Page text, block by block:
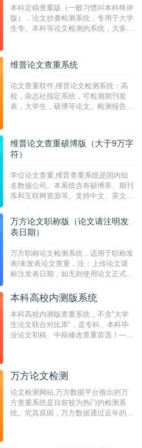
字符数30万）
本科定稿查重版（一般习惯叫本科终评
版），论文抄袭检测系统，专用于大学
生专、本科等论文检测的系统，大多数
维普论文查重系统
论文查重软件,维普论文检测系统：高
校，杂志社指定系统，可检测期刊发
表，大学生，硕博等论文。检测报告支
维普论文查重硕博版（大于9万字
符）
学位论文查重,维普查重系统是国内知
名数据公司。本系统含有硕博库、期刊
库和互联网资源等。支持中文、英文、
定院校！！！
万方论文职称版（论文请注明发
表日期）
万方职称论文检测系统，适用于职称发
表/未发表论文查重，注：上传论文请
标注发表日期，如无则使用论文正式发
成时间作为发表日期。
本科高校内测版系统
本科高校内测版查重系统，不含”大学
生论文联合对比库“，是专科、本科毕
业论文初稿、中稿修改查重首选！——
万方论文检测
论文检测网站,万方数据平台推出的万
方查重系统是目前较为热门的检测系
统。究其原因，万方数据通过近年的发